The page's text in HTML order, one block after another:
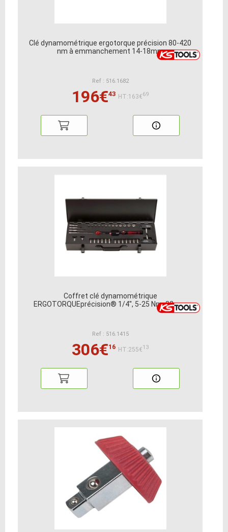
Clé dynamométrique ergotorque précision 80-420
nm à emmanchement 14-18mm
Ref : 516.1682
196€43 HT:163€69
Coffret clé dynamométrique
ERGOTORQUEprécision® 1/4'', 5-25 Nm, 32 pcs
Ref : 516.1415
306€16 HT:255€13